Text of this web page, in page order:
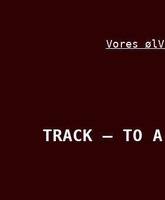
Vores øl
TRACK – TO A